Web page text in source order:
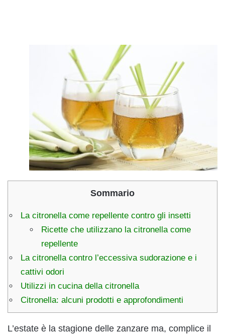
Sommario
La citronella come repellente contro gli insetti
Ricette che utilizzano la citronella come
repellente
La citronella contro l’eccessiva sudorazione e i
cattivi odori
Utilizzi in cucina della citronella
Citronella: alcuni prodotti e approfondimenti
L’estate è la stagione delle zanzare ma, complice il